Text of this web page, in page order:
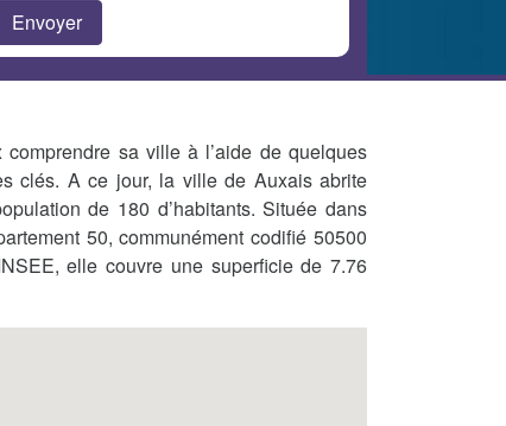
comprendre sa ville à l’aide de quelques
clés. A ce jour, la ville de Auxais abrite
de 180 d’habitants. Située dans
50, communément codifié 50500
elle couvre une superficie de 7.76